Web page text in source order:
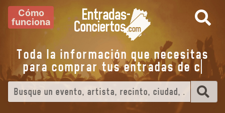
Cómo
funciona
Toda la información que necesitas
para comprar tus entradas dee